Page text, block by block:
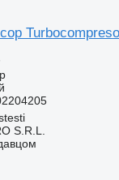
S.R.L.